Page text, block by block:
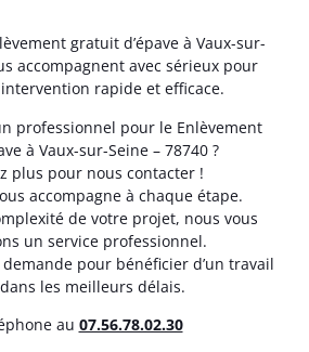
gratuit d’épave à Vaux-sur-
accompagnent avec sérieux pour
rapide et efficace.
professionnel pour le Enlèvement
à Vaux-sur-Seine – 78740 ?
plus pour nous contacter !
accompagne à chaque étape.
de votre projet, nous vous
un service professionnel.
pour bénéficier d’un travail
les meilleurs délais.
au 07.56.78.02.30